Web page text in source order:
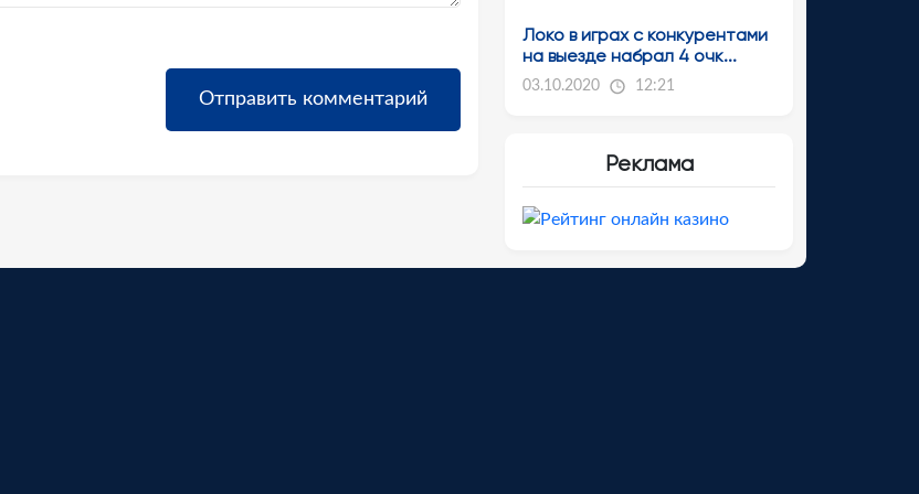
Локо в играх с конкурентами
на выезде набрал 4 очк...
03.10.2020 12:21
Реклама